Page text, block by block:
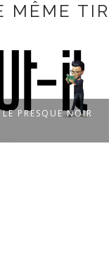
MÊME
LE REGARD